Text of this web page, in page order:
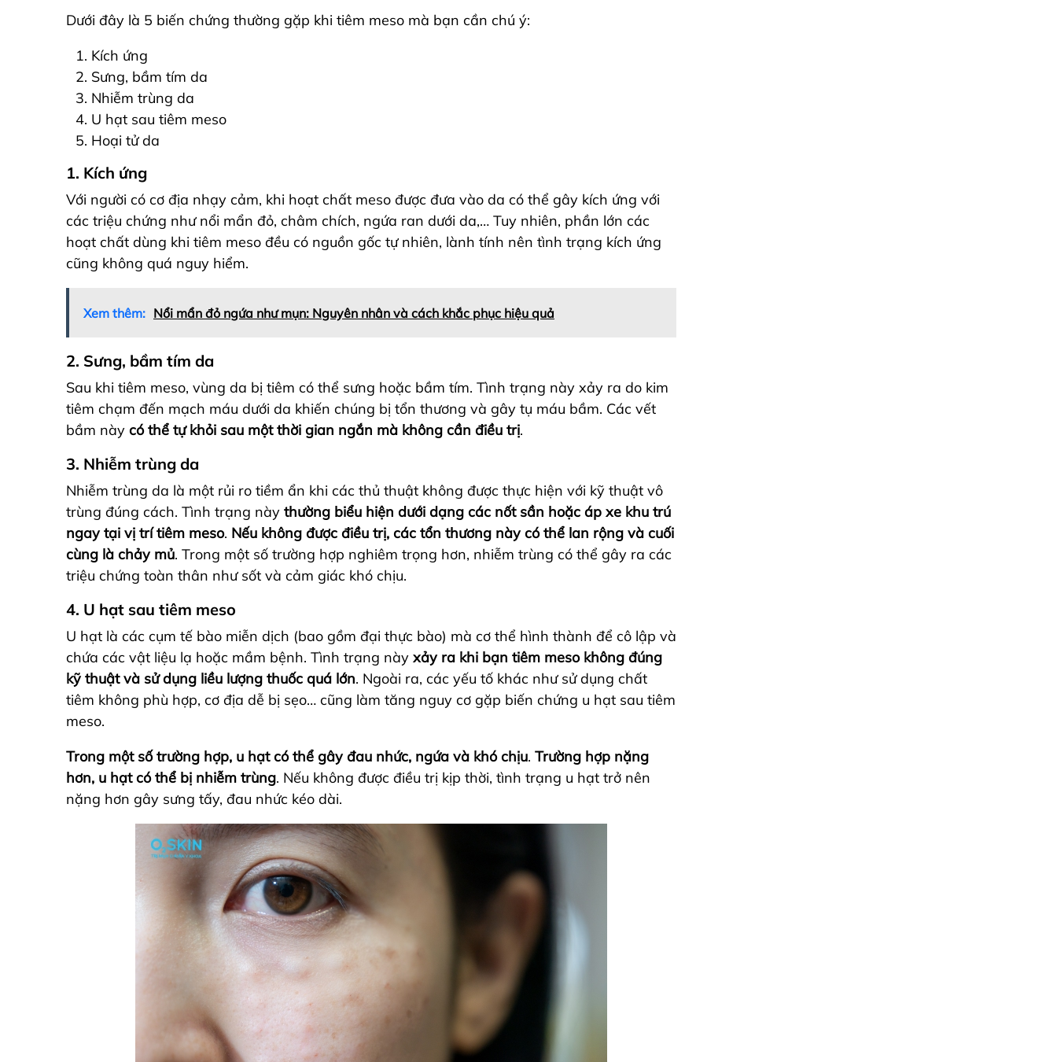
Dưới đây là 5 biến chứng thường gặp khi tiêm meso mà bạn cần chú ý:
Kích ứng
Sưng, bầm tím da
Nhiễm trùng da
U hạt sau tiêm meso
Hoại tử da
1. Kích ứng
Với người có cơ địa nhạy cảm, khi hoạt chất meso được đưa vào da có thể gây kích ứng với
các triệu chứng như nổi mẩn đỏ, châm chích, ngứa ran dưới da,… Tuy nhiên, phần lớn các
hoạt chất dùng khi tiêm meso đều có nguồn gốc tự nhiên, lành tính nên tình trạng kích ứng
cũng không quá nguy hiểm.
Xem thêm: Nổi mẩn đỏ ngứa như mụn: Nguyên nhân và cách khắc phục hiệu quả
2. Sưng, bầm tím da
Sau khi tiêm meso, vùng da bị tiêm có thể sưng hoặc bầm tím. Tình trạng này xảy ra do kim
tiêm chạm đến mạch máu dưới da khiến chúng bị tổn thương và gây tụ máu bầm. Các vết
bầm này có thể tự khỏi sau một thời gian ngắn mà không cần điều trị.
3. Nhiễm trùng da
Nhiễm trùng da là một rủi ro tiềm ẩn khi các thủ thuật không được thực hiện với kỹ thuật vô
trùng đúng cách. Tình trạng này thường biểu hiện dưới dạng các nốt sần hoặc áp xe khu trú
ngay tại vị trí tiêm meso. Nếu không được điều trị, các tổn thương này có thể lan rộng và cuối
cùng là chảy mủ. Trong một số trường hợp nghiêm trọng hơn, nhiễm trùng có thể gây ra các
triệu chứng toàn thân như sốt và cảm giác khó chịu.
4. U hạt sau tiêm meso
U hạt là các cụm tế bào miễn dịch (bao gồm đại thực bào) mà cơ thể hình thành để cô lập và
chứa các vật liệu lạ hoặc mầm bệnh. Tình trạng này xảy ra khi bạn tiêm meso không đúng
kỹ thuật và sử dụng liều lượng thuốc quá lớn. Ngoài ra, các yếu tố khác như sử dụng chất
tiêm không phù hợp, cơ địa dễ bị sẹo… cũng làm tăng nguy cơ gặp biến chứng u hạt sau tiêm
meso.
Trong một số trường hợp, u hạt có thể gây đau nhức, ngứa và khó chịu. Trường hợp nặng
hơn, u hạt có thể bị nhiễm trùng. Nếu không được điều trị kịp thời, tình trạng u hạt trở nên
nặng hơn gây sưng tấy, đau nhức kéo dài.